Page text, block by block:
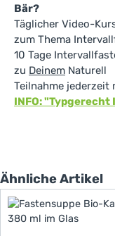
Bär?
Täglicher Video-
zum Thema
10 Tage
zu Deinem Naturell
Teilnahme jederzeit
INFO:
Produktgalerie
Ähnliche Artikel